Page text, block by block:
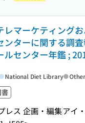
レマーケティング
ンターに関する調
ルセンター年鑑 ;
書
レス 企画・編集アイ
National Diet Library